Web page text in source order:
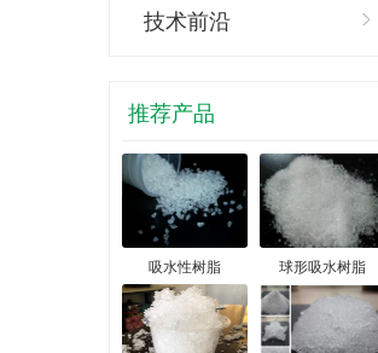
技术前沿
推荐产品
吸水性树脂 球形吸水树脂